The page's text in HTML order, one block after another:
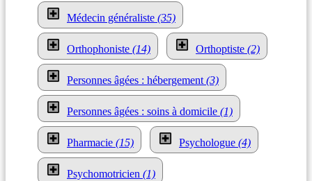
Médecin généraliste (35)
Orthophoniste (14) Orthoptiste (2)
Personnes âgées : hébergement (3)
Personnes âgées : soins à domicile (1)
Pharmacie (15) Psychologue (4)
Psychomotricien (1)